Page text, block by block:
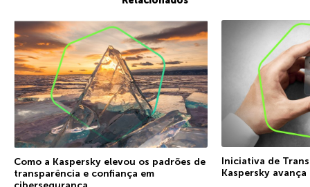
Como a Kaspersky elevou os padrões de
transparência e confiança em
Iniciativa de
Kaspersky